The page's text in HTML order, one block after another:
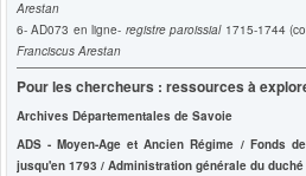
Arestan
6- AD073 en ligne- registre paroissial1715-1744
Franciscus Arestan
Pour les chercheurs : ressources à
Archives Départementales de Savoie
ADS - Moyen-Age et Ancien Régime / Fonds
jusqu'en 1793 / Administration générale du duché